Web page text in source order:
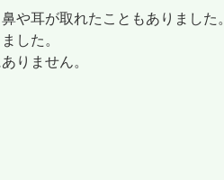
や耳が取れたこともありました。
した。
りません。